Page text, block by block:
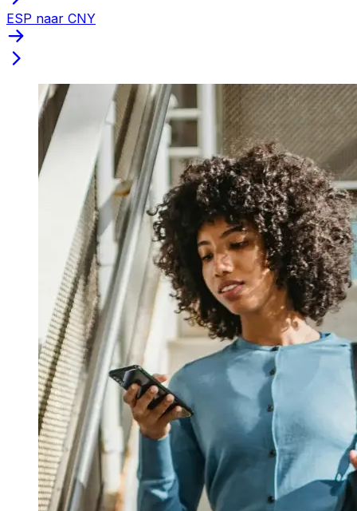
ESP naar CNY